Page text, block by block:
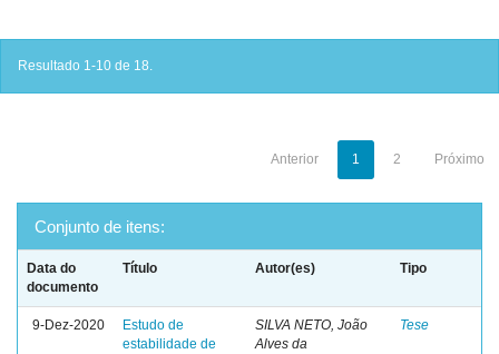
Resultado 1-10 de 18.
Anterior 1 2 Próximo
Conjunto de itens:
Data do
documento
Título Autor(es) Tipo
9-Dez-2020
Estudo de
estabilidade de
SILVA NETO, João
Alves da
Tese